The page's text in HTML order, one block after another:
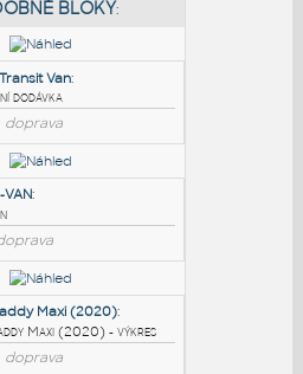
PODOBNÉ BLOKY
Van
dodávka
doprava